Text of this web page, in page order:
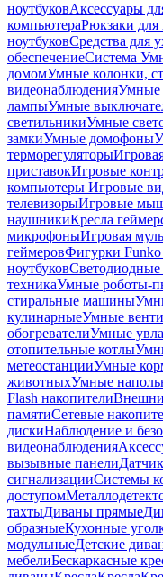
ноутбуковАксессуары
компьютераРюкзаки для
ноутбуковСредства для
обеспечениеСистема
домомУмные колонки,
видеонаблюденияУмные
лампыУмные
светильникиУмные
замкиУмные домофоны
терморегуляторы
приставокИгровые
компьютеры Игровые
телевизорыИгровые
наушникиКресла
микрофоныИгровая
геймеровФигурки Funko
ноутбуков
техникаУмные роботы-
стиральные машины
кулинарныеУмные
обогревателиУмные
отопительные котлы
метеостанцииУмные
животныхУмные
Flash накопители
памятиСетевые
дискиНаблюдение и
видеонаблюдения
вызывные панели
сигнализацииСистемы
доступом
тахтыДиваны прямые
образныеКухонные
модульныеДетские
мебелиБескаркасные